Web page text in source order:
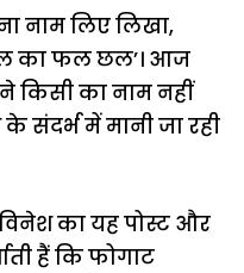
नाम लिए लिखा,
का फल छल’। आज
किसी का नाम नहीं
संदर्भ में मानी जा रही
का यह पोस्ट और
हैं कि फोगाट